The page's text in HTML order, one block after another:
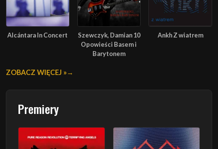
Alcántara In Concert
Szewczyk, Damian 10
Opowieści Basem i
Barytonem
Ankh Z wiatrem
ZOBACZ WIĘCEJ »
Premiery